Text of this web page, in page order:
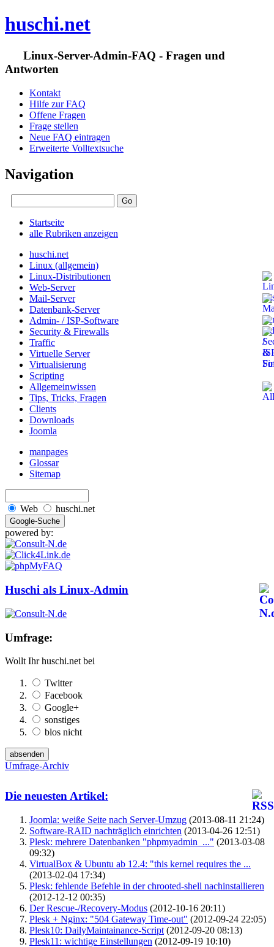
huschi.net
Linux-Server-Admin-FAQ - Fragen und
Antworten
Kontakt
Hilfe zur FAQ
Offene Fragen
Frage stellen
Neue FAQ eintragen
Erweiterte Volltextsuche
Navigation
Startseite
alle Rubriken anzeigen
huschi.net
Linux (allgemein)
Linux-Distributionen
Web-Server
Mail-Server
Datenbank-Server
Admin- / ISP-Software
Security & Firewalls
Traffic
Virtuelle Server
Virtualisierung
Scripting
Allgemeinwissen
Tips, Tricks, Fragen
Clients
Downloads
Joomla
manpages
Glossar
Sitemap
Web huschi.net
powered by:
Huschi als Linux-Admin
Umfrage:
Wollt Ihr huschi.net bei
Twitter
Facebook
Google+
sonstiges
blos nicht
Umfrage-Archiv
Die neuesten Artikel:
Joomla: weiße Seite nach Server-Umzug (2013-08-11 21:24)
Software-RAID nachträglich einrichten (2013-04-26 12:51)
Plesk: mehrere Datenbanken "phpmyadmin_..." (2013-03-08
09:32)
VirtualBox & Ubuntu ab 12.4: "this kernel requires the ...
(2013-02-04 17:34)
Plesk: fehlende Befehle in der chrooted-shell nachinstallieren
(2012-12-12 00:35)
Der Rescue-/Recovery-Modus (2012-10-16 20:11)
Plesk + Nginx: "504 Gateway Time-out" (2012-09-24 22:05)
Plesk10: DailyMaintainance-Script (2012-09-20 08:13)
Plesk11: wichtige Einstellungen (2012-09-19 10:10)